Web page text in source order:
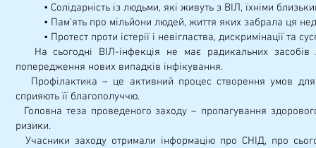
• Солідарність із людьми, які живуть з ВІЛ, їхніми
• Пам’ять про мільйони людей, життя яких забрала ця
• Протест проти істерії і невігластва, дискримінації та
На сьогодні ВІЛ-інфекція не має радикальних
попередження нових випадків інфікування.
Профілактика – це активний процес створення умов для
сприяють її благополуччю.
Головна теза проведеного заходу – пропагування
ризики.
Учасники заходу отримали інформацію про СНІД, про